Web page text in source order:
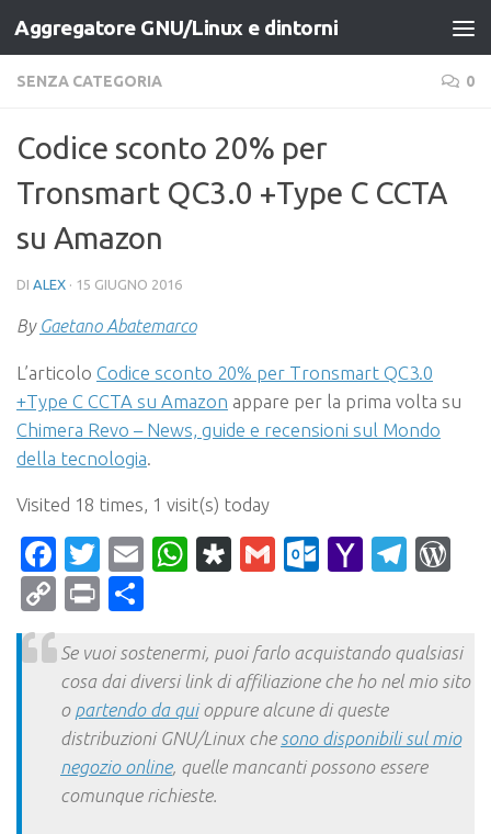
Salta al contenuto
Aggregatore GNU/Linux e dintorni
SENZA CATEGORIA 0
Codice sconto 20% per
Tronsmart QC3.0 +Type C CCTA
su Amazon
DI ALEX · 15 GIUGNO 2016
By Gaetano Abatemarco
L’articolo Codice sconto 20% per Tronsmart QC3.0
+Type C CCTA su Amazon appare per la prima volta su
Chimera Revo – News, guide e recensioni sul Mondo
della tecnologia
Visited 18 times, 1 visit(s) today
Facebook
Twitter
EmailWhatsApp
Diaspora
Gmail Yahoo
CopyPrint
Se vuoi sostenermi, puoi farlo acquistando qualsiasi
cosa dai diversi link di affiliazione che ho nel mio sito
o partendo da quioppure alcune di queste
distribuzioni GNU/Linux che sono disponibili sul mio
negozio online, quelle mancanti possono essere
comunque richieste.